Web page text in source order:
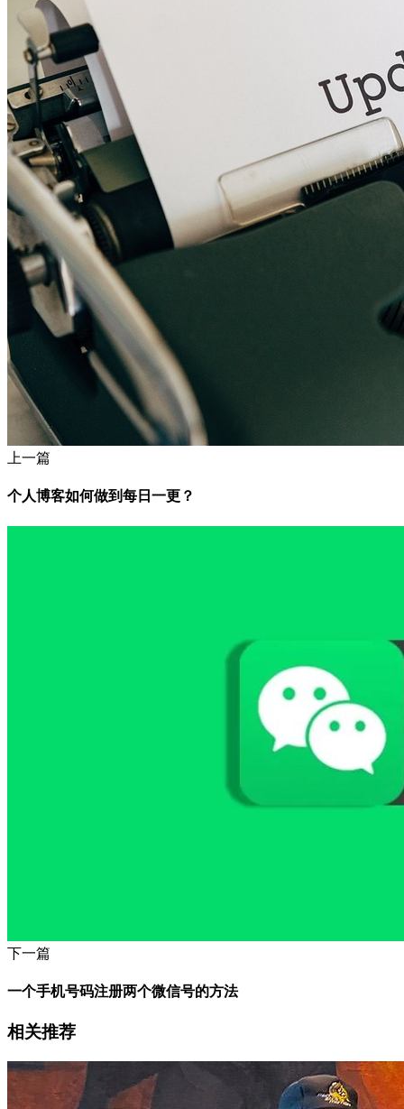
上一篇
个人博客如何做到每日一更？
下一篇
一个手机号码注册两个微信号的方法
相关推荐